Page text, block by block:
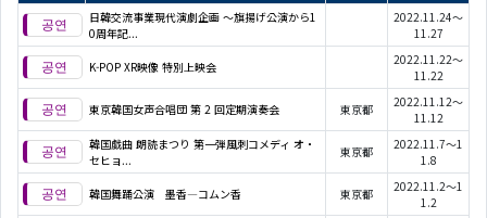
日韓交流事業現代演劇企画 ～旗揚げ公演から1
0周年記...
2022.11.24～
11.27
K-POP XR映像 特別上映会
2022.11.22～
11.22
東京韓国女声合唱団 第 2 回定期演奏会 東京都
2022.11.12～
11.12
韓国戯曲 朗読まつり 第一弾風刺コメディ オ・
セヒョ...
東京都
2022.11.7～1
1.8
韓国舞踊公演 墨香―コムン香 東京都
2022.11.2～1
1.2